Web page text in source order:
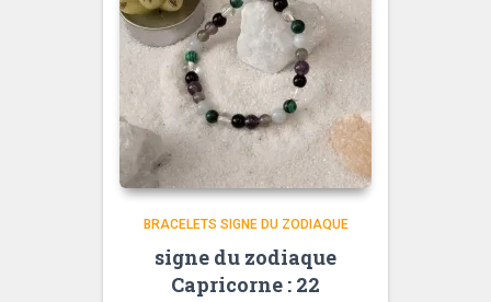
BRACELETS SIGNE DU ZODIAQUE
signe du zodiaque
Capricorne : 22